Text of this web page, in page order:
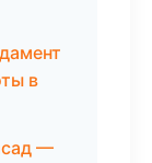
в
—